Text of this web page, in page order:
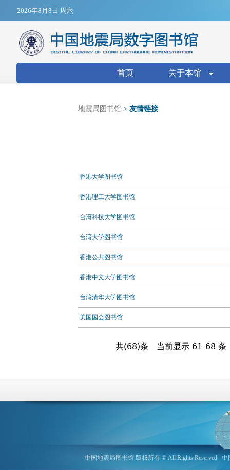
2026年8月8日 周六
搜索表单
首页 关于本馆
地震局图书馆 > 友情链接
香港大学图书馆
香港理工大学图书馆
台湾科技大学图书馆
台湾大学图书馆
香港公共图书馆
香港中文大学图书馆
台湾清华大学图书馆
美国国会图书馆
共(68)条 当前显示 61-68 条
中国地震局图书馆 版权所有 © All Rights Reserved 中